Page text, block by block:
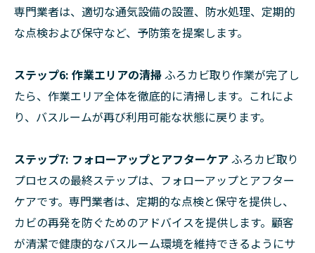
専門業者は、適切な通気設備の設置、防水処理、定期的
な点検および保守など、予防策を提案します。
ステップ6: 作業エリアの清掃ふろカビ取り作業が完了し
たら、作業エリア全体を徹底的に清掃します。これによ
り、バスルームが再び利用可能な状態に戻ります。
ステップ7: フォローアップとアフターケアふろカビ取り
プロセスの最終ステップは、フォローアップとアフター
ケアです。専門業者は、定期的な点検と保守を提供し、
カビの再発を防ぐためのアドバイスを提供します。顧客
が清潔で健康的なバスルーム環境を維持できるようにサ